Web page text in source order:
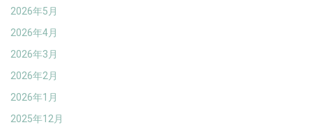
2026年5月
2026年4月
2026年3月
2026年2月
2026年1月
2025年12月